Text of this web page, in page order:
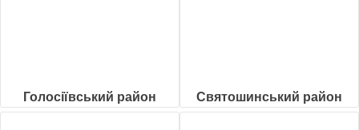
Голосіївський район Святошинський район